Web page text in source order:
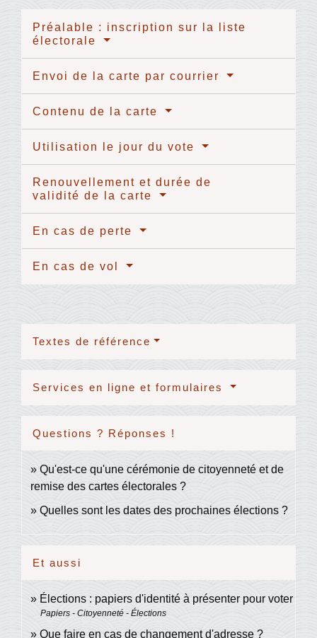
Préalable : inscription sur la liste
électorale
Envoi de la carte par courrier
Contenu de la carte
Utilisation le jour du vote
Renouvellement et durée de
validité de la carte
En cas de perte
En cas de vol
Textes de référence
Services en ligne et formulaires
Questions ? Réponses !
Qu'est-ce qu'une cérémonie de citoyenneté et de
remise des cartes électorales ?
Quelles sont les dates des prochaines élections ?
Et aussi
Élections : papiers d'identité à présenter pour voter
Papiers - Citoyenneté - Élections
Que faire en cas de changement d'adresse ?